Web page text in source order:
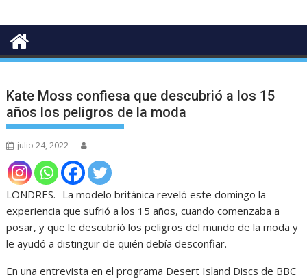
Kate Moss confiesa que descubrió a los 15
años los peligros de la moda
julio 24, 2022
LONDRES.- La modelo británica reveló este domingo la
experiencia que sufrió a los 15 años, cuando comenzaba a
posar, y que le descubrió los peligros del mundo de la moda y
le ayudó a distinguir de quién debía desconfiar.
En una entrevista en el programa Desert Island Discs de BBC